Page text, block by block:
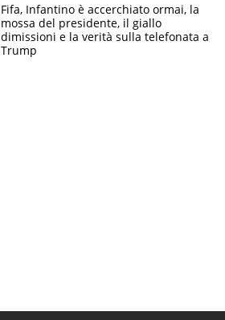
Fifa, Infantino è accerchiato ormai, la
mossa del presidente, il giallo
dimissioni e la verità sulla telefonata a
Trump